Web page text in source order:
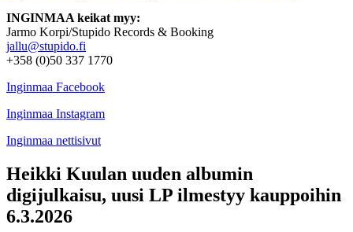
INGINMAA keikat myy:
Jarmo Korpi/Stupido Records & Booking
jallu@stupido.fi
+358 (0)50 337 1770
Inginmaa Facebook
Inginmaa Instagram
Inginmaa nettisivut
Heikki Kuulan uuden albumin
digijulkaisu, uusi LP ilmestyy kauppoihin
6.3.2026